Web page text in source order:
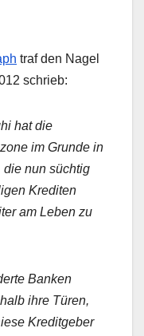
traf den Nagel
schrieb:
hat die
im Grunde in
nun süchtig
Krediten
am Leben zu
Banken
ihre Türen,
Kreditgeber